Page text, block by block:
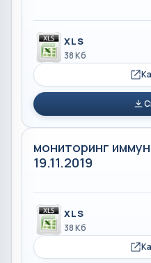
XLS
38 Кб
мониторинг
19.11.2019
XLS
38 Кб